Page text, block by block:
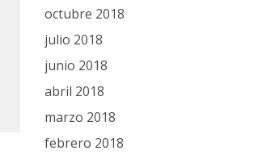
octubre 2018
julio 2018
junio 2018
abril 2018
marzo 2018
febrero 2018